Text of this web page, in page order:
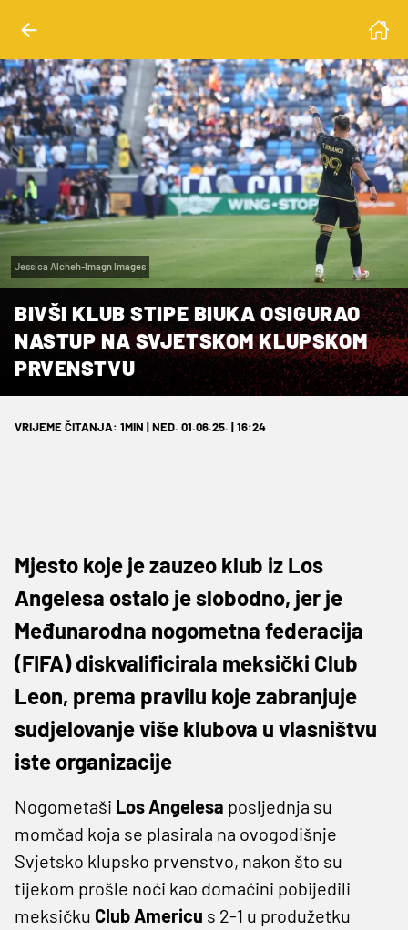
Jessica Alcheh-Imagn Images
BIVŠI KLUB STIPE BIUKA OSIGURAO
NASTUP NA SVJETSKOM KLUPSKOM
PRVENSTVU
VRIJEME ČITANJA: 1MIN | NED. 01.06.25. | 16:24
Mjesto koje je zauzeo klub iz Los
Angelesa ostalo je slobodno, jer je
Međunarodna nogometna federacija
(FIFA) diskvalificirala meksički Club
Leon, prema pravilu koje zabranjuje
sudjelovanje više klubova u vlasništvu
iste organizacije
Nogometaši Los Angelesa posljednja su
momčad koja se plasirala na ovogodišnje
Svjetsko klupsko prvenstvo, nakon što su
tijekom prošle noći kao domaćini pobijedili
meksičku Club Americu s 2-1 u produžetku